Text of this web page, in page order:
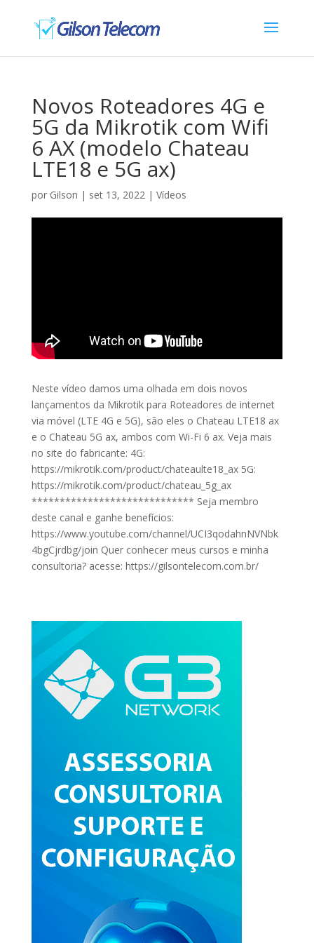
Novos Roteadores 4G e
5G da Mikrotik com Wifi
6 AX (modelo Chateau
LTE18 e 5G ax)
por Gilson | set 13, 2022| Vídeos
Neste vídeo damos uma olhada em dois novos
lançamentos da Mikrotik para Roteadores de internet
via móvel (LTE 4G e 5G), são eles o Chateau LTE18 ax
e o Chateau 5G ax, ambos com Wi-Fi 6 ax. Veja mais
no site do fabricante: 4G:
https://mikrotik.com/product/chateaulte18_ax 5G:
https://mikrotik.com/product/chateau_5g_ax
***************************** Seja membro
deste canal e ganhe benefícios:
https://www.youtube.com/channel/UCI3qodahnNVNbk
4bgCjrdbg/join Quer conhecer meus cursos e minha
consultoria? acesse: https://gilsontelecom.com.br/